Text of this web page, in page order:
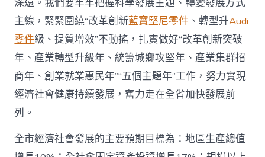
主線，緊緊圍繞“改革創新藍寶堅尼零件 、轉型升Audi
零件級、提質增效”不動搖，扎實做好“改革創新突破
年、產業轉型升級年、統籌城鄉攻堅年、產業集群招
商年、創業就業惠民年”“五個主題年”工作，努力實現
經濟社會健康持續發展，奮力走在全省加快發展前
列。
全市經濟社會發展的主要預期目標為：地區生產總值